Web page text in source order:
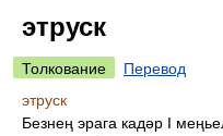
этруск
Толкование
Перевод
этруск
Безнең эрага кадәр I